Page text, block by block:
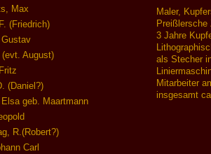
Max
(Friedrich)
August)
(Daniel?)
Elsa geb. Maartmann
R.(Robert?)
Carl
Maler,
Preißlersche
3 Jahre
als Stecher
Mitarbeiter
insgesamt